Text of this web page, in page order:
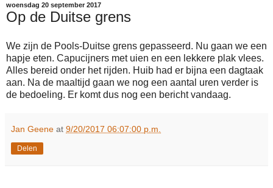
woensdag 20 september 2017
Op de Duitse grens
We zijn de Pools-Duitse grens gepasseerd. Nu gaan we een
hapje eten. Capucijners met uien en een lekkere plak vlees.
Alles bereid onder het rijden. Huib had er bijna een dagtaak
aan. Na de maaltijd gaan we nog een aantal uren verder is
de bedoeling. Er komt dus nog een bericht vandaag.
Jan Geene at 9/20/2017 06:07:00 p.m.
Delen